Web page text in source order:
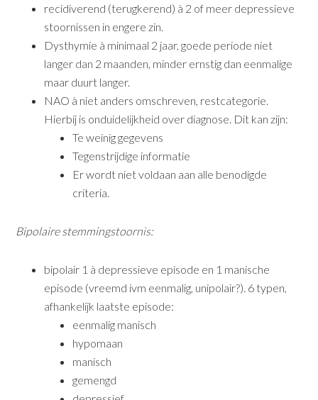
recidiverend (terugkerend) à 2 of meer depressieve
stoornissen in engere zin.
Dysthymie à minimaal 2 jaar, goede periode niet
langer dan 2 maanden, minder ernstig dan eenmalige
maar duurt langer.
NAO à niet anders omschreven, restcategorie.
Hierbij is onduidelijkheid over diagnose. Dit kan zijn:
Te weinig gegevens
Tegenstrijdige informatie
Er wordt niet voldaan aan alle benodigde
criteria.
Bipolaire stemmingstoornis:
bipolair 1 à depressieve episode en 1 manische
episode (vreemd ivm eenmalig, unipolair?). 6 typen,
afhankelijk laatste episode:
eenmalig manisch
hypomaan
manisch
gemengd